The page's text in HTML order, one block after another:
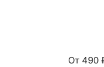
От 490